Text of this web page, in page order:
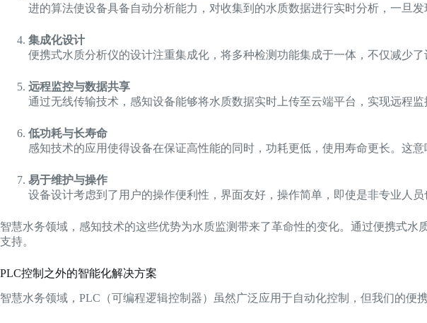
进的算法使设备具备自动分析能力，对收集到的水质数据进行实时分析，一旦
集成化设计
便携式水质分析仪的设计注重集成化，将多种检测功能集成于一体，不仅减少
远程监控与数据共享
通过无线传输技术，感知设备能够将水质数据实时上传至云端平台，实现远程
低功耗与长寿命
感知技术的应用使得设备在保证高性能的同时，功耗更低，使用寿命更长。这
易于维护与操作
设备设计考虑到了用户的操作便利性，界面友好，操作简单，即使是非专业人
智慧水务领域，感知技术的这些优势为水质监测带来了革命性的变化。通过便携式
支持。
PLC控制之外的智能化解决方案
智慧水务领域，PLC（可编程逻辑控制器）虽然广泛应用于自动化控制，但我们的